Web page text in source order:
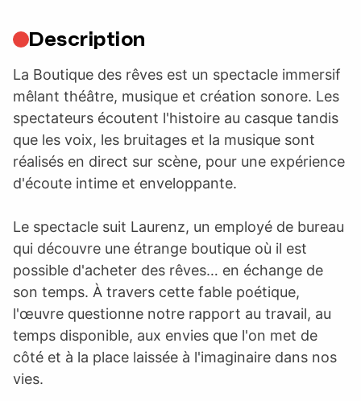
Description
La Boutique des rêves est un spectacle immersif
mêlant théâtre, musique et création sonore. Les
spectateurs écoutent l'histoire au casque tandis
que les voix, les bruitages et la musique sont
réalisés en direct sur scène, pour une expérience
d'écoute intime et enveloppante.
Le spectacle suit Laurenz, un employé de bureau
qui découvre une étrange boutique où il est
possible d'acheter des rêves… en échange de
son temps. À travers cette fable poétique,
l'œuvre questionne notre rapport au travail, au
temps disponible, aux envies que l'on met de
côté et à la place laissée à l'imaginaire dans nos
vies.